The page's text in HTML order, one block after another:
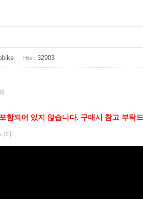
Hits : 32903
함되어 있지 않습니다. 구매시 참고 부탁
다.